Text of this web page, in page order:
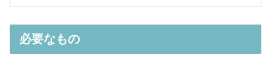
必要なもの